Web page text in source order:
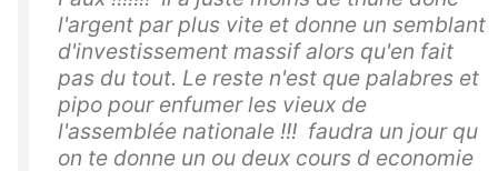
l'argent par plus vite et donne un semblant
d'investissement massif alors qu'en fait
pas du tout. Le reste n'est que palabres et
pipo pour enfumer les vieux de
l'assemblée nationale !!! faudra un jour qu
on te donne un ou deux cours d economie